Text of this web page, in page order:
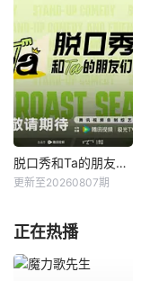
脱口秀和Ta的朋友们第三季
更新至20260807期
正在热播